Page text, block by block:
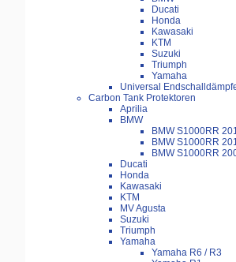
Ducati
Honda
Kawasaki
KTM
Suzuki
Triumph
Yamaha
Universal
Carbon Tank Protektoren
Aprilia
BMW
BMW S1000RR
BMW S1000RR
BMW S1000RR
Ducati
Honda
Kawasaki
KTM
MV Agusta
Suzuki
Triumph
Yamaha
Yamaha R6 / R3